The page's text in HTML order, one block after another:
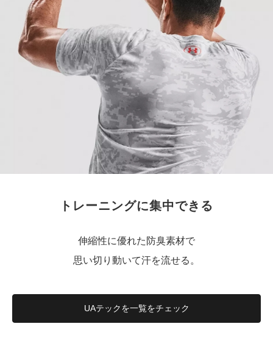
トレーニングに集中できる
伸縮性に優れた防臭素材で
思い切り動いて汗を流せる。
UAテックを一覧をチェック